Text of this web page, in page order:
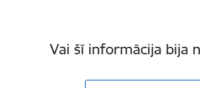
Vai šī informācija bija